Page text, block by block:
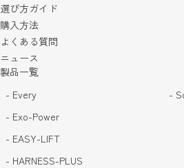
選び方ガイド
購入方法
よくある質問
ニュース
製品一覧
- Every
- Exo-Power
- EASY-LIFT
- HARNESS-PLUS
-